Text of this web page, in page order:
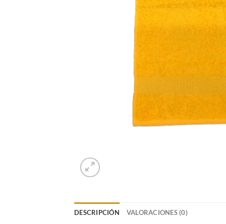
DESCRIPCIÓN VALORACIONES (0)